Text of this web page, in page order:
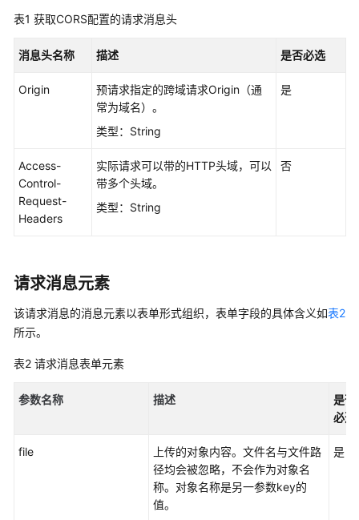
（阿
扎
区
具
指
南
（OBS
布
扎
比
具
--9431149156168
encoded_policy
--9431149156168
signature=
--9431149156168
Content-Disposition: form-data; name="file";
--9431149156168
Upload to OBS
表1 获取CORS配置的请求消息头
消息头名称 描述 是否必选
Origin
预请求指定的跨域请求Origin（通
常为域名）。
类型：String
是
Access-
Control-
Request-
Headers
实际请求可以带的HTTP头域，可以
带多个头域。
类型：String
否
请求消息元素
该请求消息的消息元素以表单形式组织，表单字段的具体含义如表2
所示。
表2 请求消息表单元素
参数名称 描述
是否
必选
file
上传的对象内容。文件名与文件路
径均会被忽略，不会作为对象名
称。对象名称是另一参数key的
值。
是